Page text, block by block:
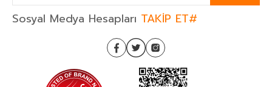
Sosyal Medya Hesapları TAKİP ET#